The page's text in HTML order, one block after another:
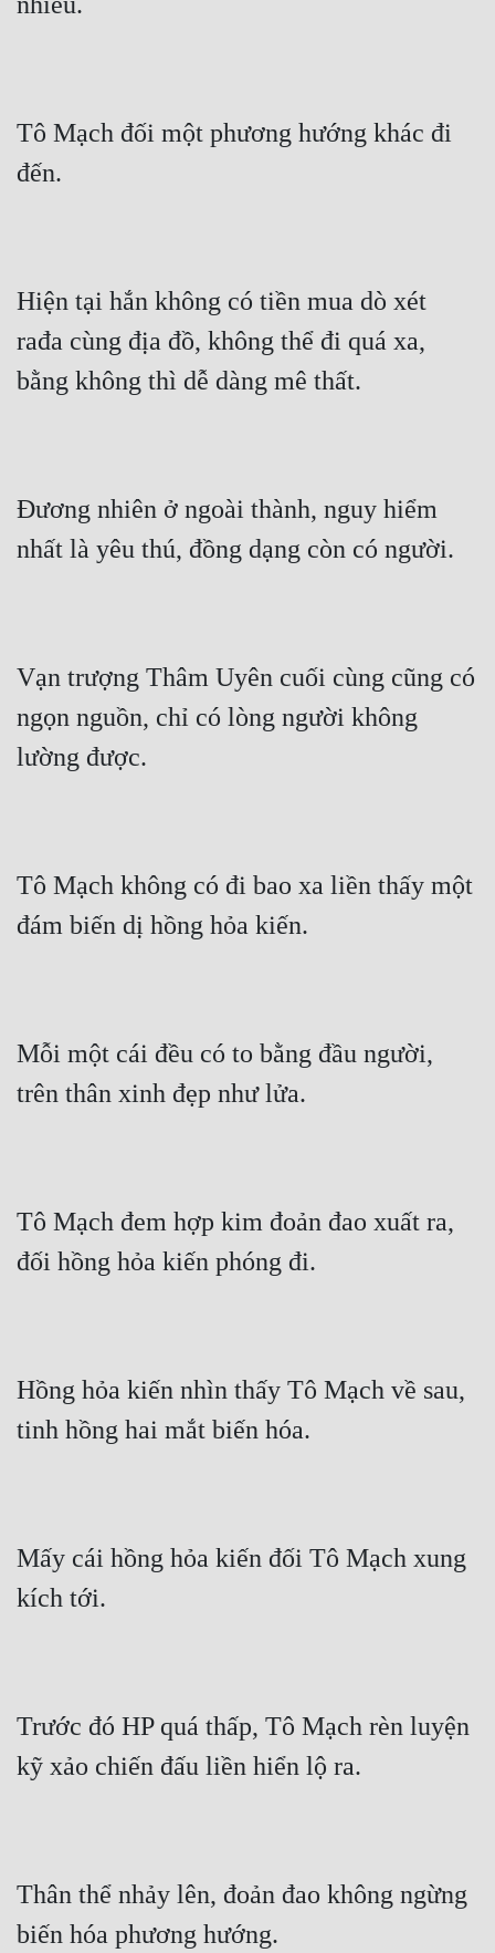
Tô Mạch đối một phương hướng khác đi
đến.
Hiện tại hắn không có tiền mua dò xét
rađa cùng địa đồ, không thể đi quá xa,
bằng không thì dễ dàng mê thất.
Đương nhiên ở ngoài thành, nguy hiểm
nhất là yêu thú, đồng dạng còn có người.
Vạn trượng Thâm Uyên cuối cùng cũng có
ngọn nguồn, chỉ có lòng người không
lường được.
Tô Mạch không có đi bao xa liền thấy một
đám biến dị hồng hỏa kiến.
Mỗi một cái đều có to bằng đầu người,
trên thân xinh đẹp như lửa.
Tô Mạch đem hợp kim đoản đao xuất ra,
đối hồng hỏa kiến phóng đi.
Hồng hỏa kiến nhìn thấy Tô Mạch về sau,
tinh hồng hai mắt biến hóa.
Mấy cái hồng hỏa kiến đối Tô Mạch xung
kích tới.
Trước đó HP quá thấp, Tô Mạch rèn luyện
kỹ xảo chiến đấu liền hiển lộ ra.
Thân thể nhảy lên, đoản đao không ngừng
biến hóa phương hướng.